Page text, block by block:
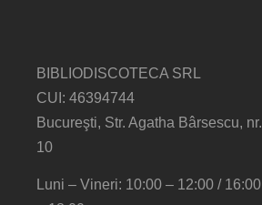
BIBLIODISCOTECA SRL
CUI: 46394744
Bucureşti, Str. Agatha Bârsescu, nr.
10
Luni – Vineri: 10:00 – 12:00 / 16:00